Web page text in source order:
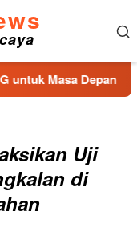
Depan Anak Bangsa
Uji
di